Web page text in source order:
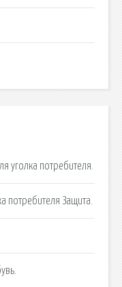
уголка потребителя.
потребителя Защита.